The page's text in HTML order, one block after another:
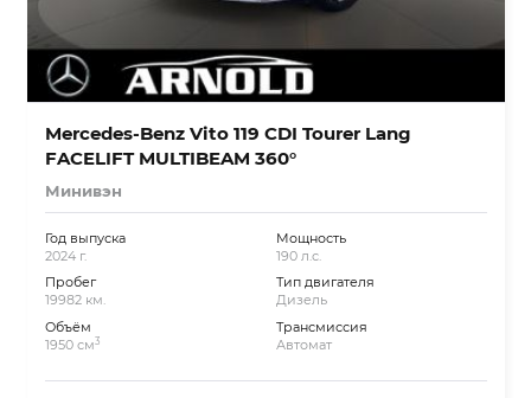
Mercedes-Benz Vito 119 CDI Tourer Lang
FACELIFT MULTIBEAM 360°
Минивэн
Год выпуска
2024 г.
Пробег
19982 км.
Объём
1950 см3
Мощность
190 л.с.
Тип двигателя
Дизель
Трансмиссия
Автомат